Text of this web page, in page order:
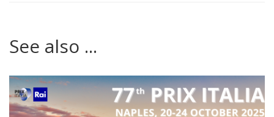
See also ...